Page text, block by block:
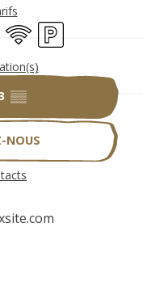
WiFi Parking
▒▒
NOUS